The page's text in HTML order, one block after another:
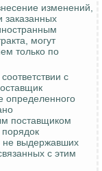
изменений,
заказанных
могут
только по
с
определенного
поставщиком
порядок
не выдержавших
с этим